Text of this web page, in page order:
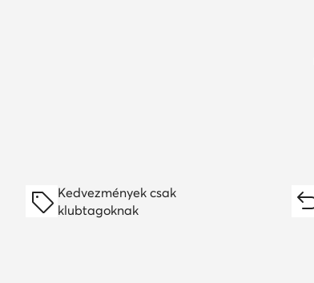
Kedvezmények csak
klubtagoknak